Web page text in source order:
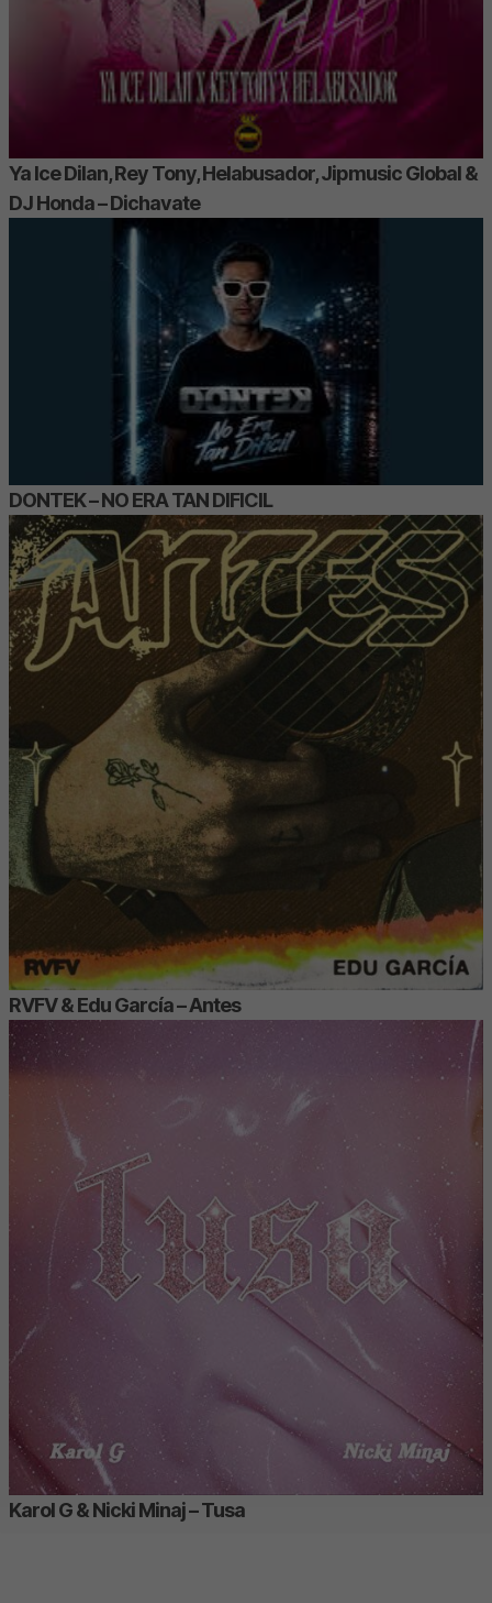
Ya Ice Dilan, Rey Tony, Helabusador, Jipmusic Global &
DJ Honda – Dichavate
DONTEK – NO ERA TAN DIFICIL
RVFV & Edu García – Antes
Karol G & Nicki Minaj – Tusa